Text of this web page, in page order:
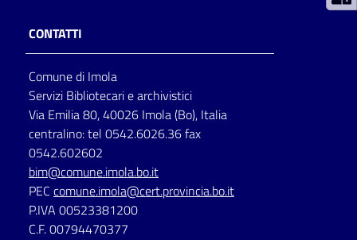
Seguici
su
CONTATTI
Comune di Imola
Servizi Bibliotecari e archivistici
Via Emilia 80, 40026 Imola (Bo), Italia
centralino: tel 0542.6026.36 fax
0542.602602
bim@comune.imola.bo.it
PEC comune.imola@cert.provincia.bo.it
P.IVA 00523381200
C.F. 00794470377